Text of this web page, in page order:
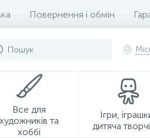
Повернення і обмін
Все для
художників та
хоббі
Ігри,
дитяча